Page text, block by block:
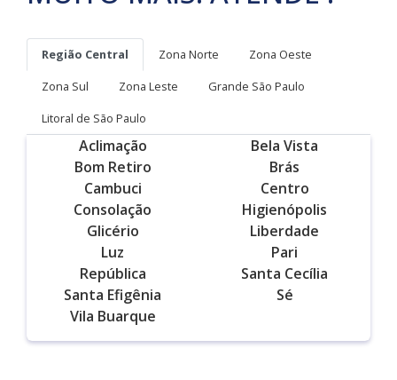
Região Central Zona Norte
Zona Oeste
Zona Sul
Zona Leste
Grande São Paulo
Litoral de São Paulo
Aclimação
Bela Vista
Bom Retiro
Brás
Cambuci
Centro
Consolação
Higienópolis
Glicério
Liberdade
Luz
Pari
República
Santa Cecília
Santa Efigênia
Sé
Vila Buarque